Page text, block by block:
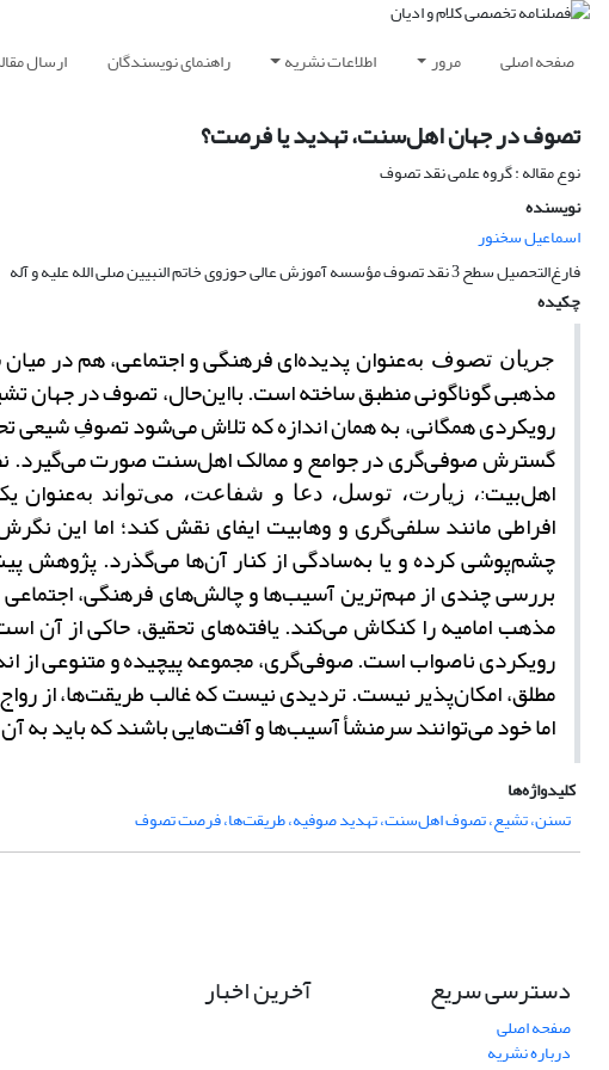
صفحه اصلی مرور اطلاعات نشریه راهنمای نویسندگان ارسال
تصوف در جهان اهل‌سنت، تهدید یا فرصت؟
نوع مقاله : گروه علمی نقد تصوف
نویسنده
اسماعیل سخنور
فارغ‌التحصیل سطح 3 نقد تصوف مؤسسه آموزش عالی حوزوی خاتم النبیین صلی الله علیه و آله
چکیده
جریان تصوف بهعنوان پدیده‌ای فرهنگی و اجتماعی، هم در
مذهبی گوناگونی منطبق ساخته است. با‌این‌حال، تصوف در جهان
رویکردی همگانی، به همان اندازه که تلاش می‌شود تصوفِ شیعی
گسترش صوفیگری در جوامع و ممالک اهل‌سنت صورت می‌گیرد.
اهل‌بیت:، زیارت، توسل، دعا و شفاعت، می‌تواند بهعنوان
افراطی مانند سلفیگری و وهابیت ایفای نقش کند؛ اما این
چشم‌پوشی کرده و یا بهسادگی از کنار آن‌ها می‌گذرد. پژوهش
بررسی چندی از مهم‌ترین آسیب‌ها و چالش‌های فرهنگی،
مذهب امامیه را کنکاش می‌کند. یافته‌های تحقیق، حاکی از آن
رویکردی ناصواب است. صوفی‌گری، مجموعه‌ پیچیده و متنوعی از
مطلق، امکانپذیر نیست. تردیدی نیست که غالب طریقتها، از
اما خود می‌توانند سرمنشأ آسیبها و آفتهایی باشند که باید به
کلیدواژه‌ها
تسنن، تشیع، تصوف اهل‌سنت، تهدید صوفیه، طریقت‌ها، فرصت تصوف
دسترسی سریع
صفحه اصلی
درباره نشریه
آخرین اخبار